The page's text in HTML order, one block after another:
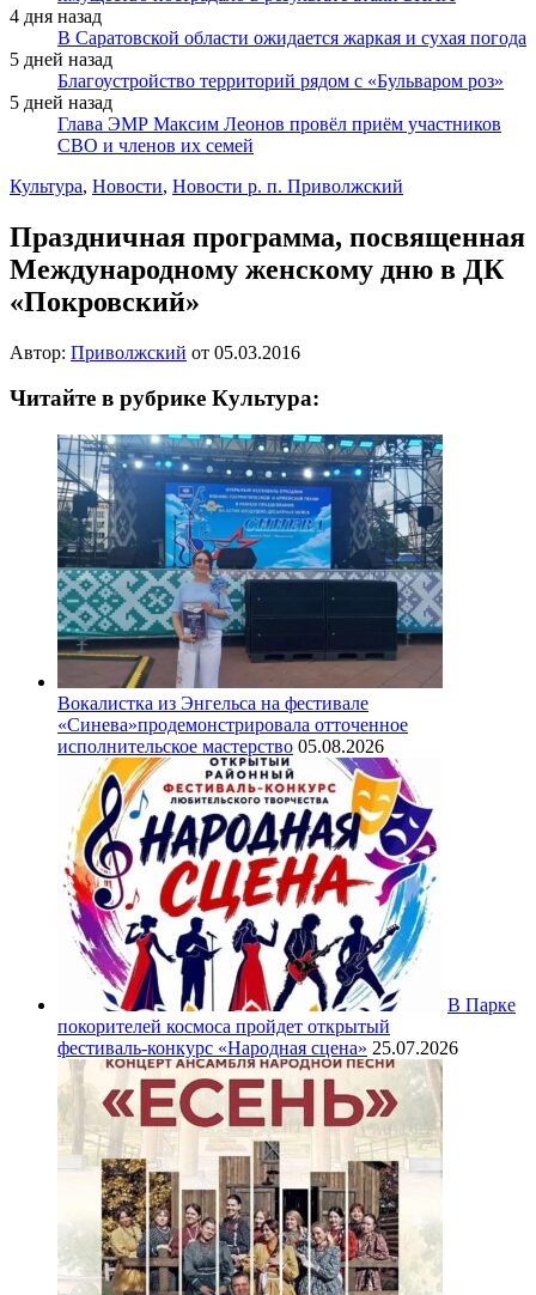
4 дня назад
В Саратовской области ожидается жаркая и сухая погода
5 дней назад
Благоустройство территорий рядом с «Бульваром роз»
5 дней назад
Глава ЭМР Максим Леонов провёл приём участников
СВО и членов их семей
Культура, Новости, Новости р. п. Приволжский
Праздничная программа, посвященная
Международному женскому дню в ДК
«Покровский»
Автор: Приволжский от 05.03.2016
Читайте в рубрике Культура:
Вокалистка из Энгельса на фестивале
«Синева»продемонстрировала отточенное
исполнительское мастерство 05.08.2026
В Парке
покорителей космоса пройдет открытый
фестиваль‑конкурс «Народная сцена» 25.07.2026